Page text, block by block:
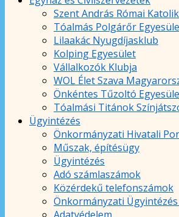
Szent András Római
Tóalmás Polgárőr
Lilaakác Nyugdíjasklub
Kolping Egyesület
Vállalkozók Klubja
WOL Élet Szava
Önkéntes Tűzoltó
Tóalmási Titánok
Ügyintézés
Önkormányzati Hivatali
Műszak, építésügy
Ügyintézés
Adó számlaszámok
Közérdekű telefonszámok
Önkormányzati